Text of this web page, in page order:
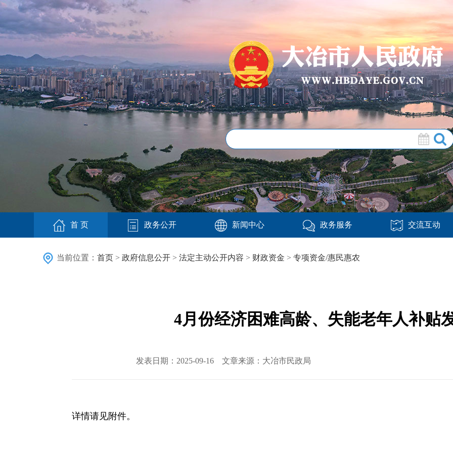
首 页 政务公开 新闻中心 政务服务 交流互动
当前位置： 首页 > 政府信息公开 > 法定主动公开内容 > 财政资金 > 专项资金/惠民惠农
4月份经济困难高龄、失能老年人补贴
发表日期：2025-09-16 文章来源：大冶市民政局
详情请见附件。